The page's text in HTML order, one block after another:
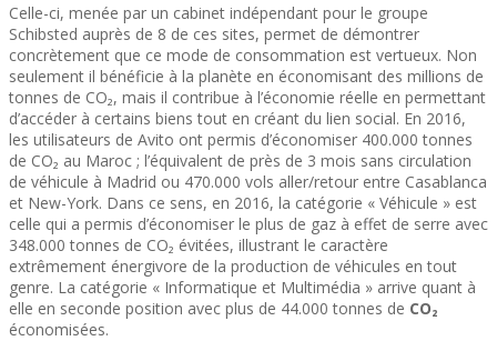
Celle-ci, menée par un cabinet indépendant pour le groupe
Schibsted auprès de 8 de ces sites, permet de démontrer
concrètement que ce mode de consommation est vertueux. Non
seulement il bénéficie à la planète en économisant des millions de
tonnes de CO₂, mais il contribue à l’économie réelle en permettant
d’accéder à certains biens tout en créant du lien social. En 2016,
les utilisateurs de Avito ont permis d’économiser 400.000 tonnes
de CO₂ au Maroc ; l’équivalent de près de 3 mois sans circulation
de véhicule à Madrid ou 470.000 vols aller/retour entre Casablanca
et New-York. Dans ce sens, en 2016, la catégorie « Véhicule » est
celle qui a permis d’économiser le plus de gaz à effet de serre avec
348.000 tonnes de CO₂ évitées, illustrant le caractère
extrêmement énergivore de la production de véhicules en tout
genre. La catégorie « Informatique et Multimédia » arrive quant à
elle en seconde position avec plus de 44.000 tonnes de CO₂
économisées.